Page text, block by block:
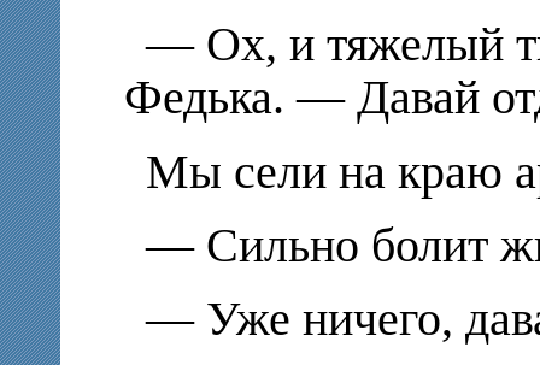
— Ох, и тяжелый
Федька. — Давай
Мы сели на краю
— Сильно болит
— Уже ничего,